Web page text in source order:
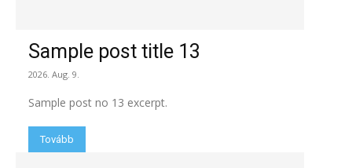
Sample post title 13
2026. Aug. 9.
Sample post no 13 excerpt.
Tovább